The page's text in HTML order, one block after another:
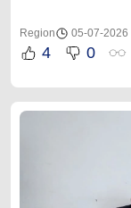
Region 05-07-2026
4 0